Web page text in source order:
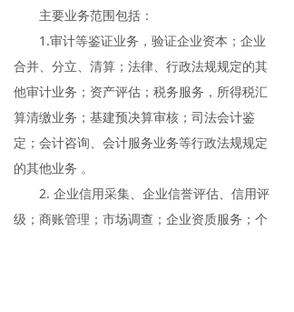
主要业务范围包括：
1.审计等鉴证业务，验证企业资本；企业
合并、分立、清算；法律、行政法规规定的其
他审计业务；资产评估；税务服务，所得税汇
算清缴业务；基建预决算审核；司法会计鉴
定；会计咨询、会计服务业务等行政法规规定
的其他业务 。
2. 企业信用采集、企业信誉评估、信用评
级；商账管理；市场调查；企业资质服务；个